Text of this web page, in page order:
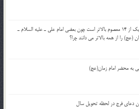
مقام و درجه كدام يك از 14 معصوم بالاتر است چون بعضي امام علي ـ عليه السلام ـ
(عج) را از همه بالاتر مي دانند چرا؟
به محضر امام زمان(عج)
دعای فرج در لحظه تحویل سال